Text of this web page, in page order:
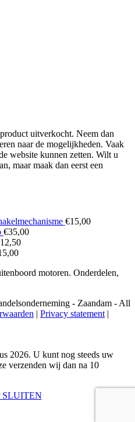
uitverkocht. Neem dan
naar de mogelijkheden. Vaak
website kunnen zetten. Wilt u
maar maak dan eerst een
€15,00
€35,00
12,50
motoren. Onderdelen,
- Zaandam - All
| Privacy statement |
2026. U kunt nog steeds uw
verzenden wij dan na 10
SLUITEN